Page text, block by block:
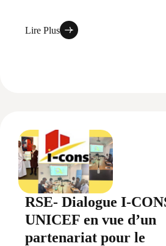
Lire Plus
RSE- Dialogue I-
UNICEF en vue d’un
partenariat pour le